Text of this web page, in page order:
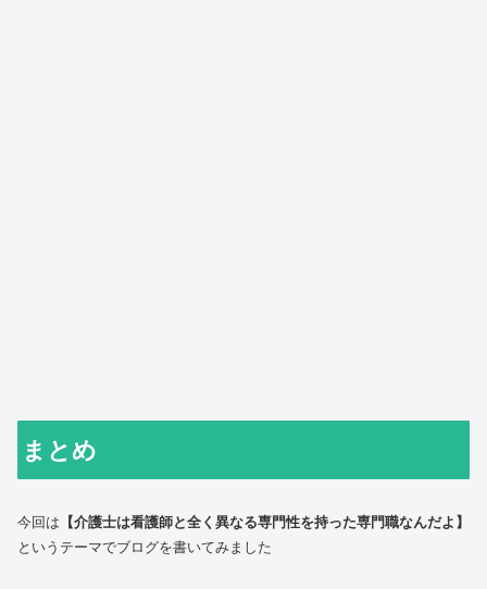
まとめ
今回は 【介護士は看護師と全く異なる専門性を持った専門職なんだよ】
というテーマでブログを書いてみました